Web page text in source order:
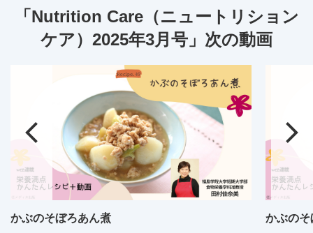
「Nutrition Care（ニュートリション
ケア）2025年3月号」次の動画
かぶのそぼろあん煮 かぶのそ